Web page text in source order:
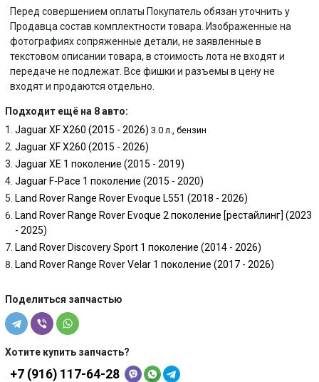
Перед совершением оплаты Покупатель обязан уточнить у
Продавца состав комплектности товара. Изображенные на
фотографиях сопряженные детали, не заявленные в
текстовом описании товара, в стоимость лота не входят и
передаче не подлежат. Все фишки и разъемы в цену не
входят и продаются отдельно.
Подходит ещё на 8 авто:
Jaguar XF X260 (2015 - 2026) 3.0 л., бензин
Jaguar XF X260 (2015 - 2026)
Jaguar XE 1 поколение (2015 - 2019)
Jaguar F-Pace 1 поколение (2015 - 2020)
Land Rover Range Rover Evoque L551 (2018 - 2026)
Land Rover Range Rover Evoque 2 поколение [рестайлинг] (2023
- 2025)
Land Rover Discovery Sport 1 поколение (2014 - 2026)
Land Rover Range Rover Velar 1 поколение (2017 - 2026)
Поделиться запчастью
Хотите купить запчасть?
+7 (916) 117-64-28